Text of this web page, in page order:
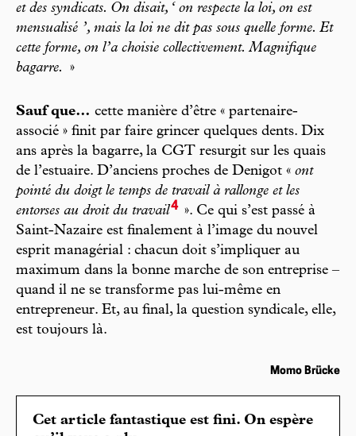
et des syndicats. On disait, ‘ on respecte la loi, on est
mensualisé ’, mais la loi ne dit pas sous quelle forme. Et
cette forme, on l’a choisie collectivement. Magnifique
bagarre.
»
Sauf que… cette manière d’être « partenaire-
associé » finit par faire grincer quelques dents. Dix
ans après la bagarre, la CGT resurgit sur les quais
de l’estuaire. D’anciens proches de Denigot « ont
pointé du doigt le temps de travail à rallonge et les
entorses au droit du travail4 ». Ce qui s’est passé à
Saint-Nazaire est finalement à l’image du nouvel
esprit managérial : chacun doit s’impliquer au
maximum dans la bonne marche de son entreprise –
quand il ne se transforme pas lui-même en
entrepreneur. Et, au final, la question syndicale, elle,
est toujours là.
Momo Brücke
Cet article fantastique est fini. On espère